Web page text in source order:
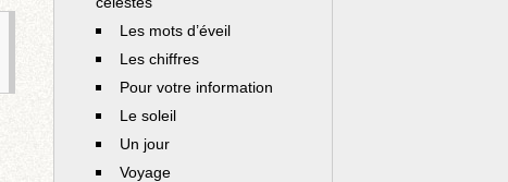
Les mots d’éveil
Les chiffres
Pour votre information
Le soleil
Un jour
Voyage